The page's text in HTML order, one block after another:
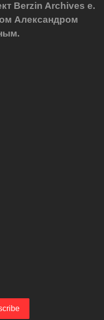
Berzin Archives e.
Александром